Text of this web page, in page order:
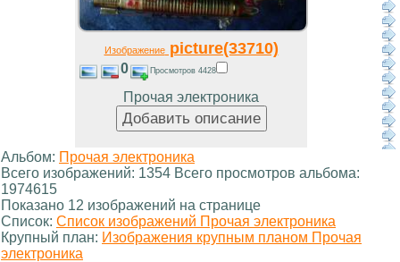
Изображениеpicture(33710)
0 Просмотров 4428
Прочая электроника
Альбом: Прочая электроника
Всего изображений: 1354 Всего просмотров альбома:
1974615
Показано 12 изображений на странице
Список: Список изображений Прочая электроника
Крупный план: Изображения крупным планом Прочая
электроника